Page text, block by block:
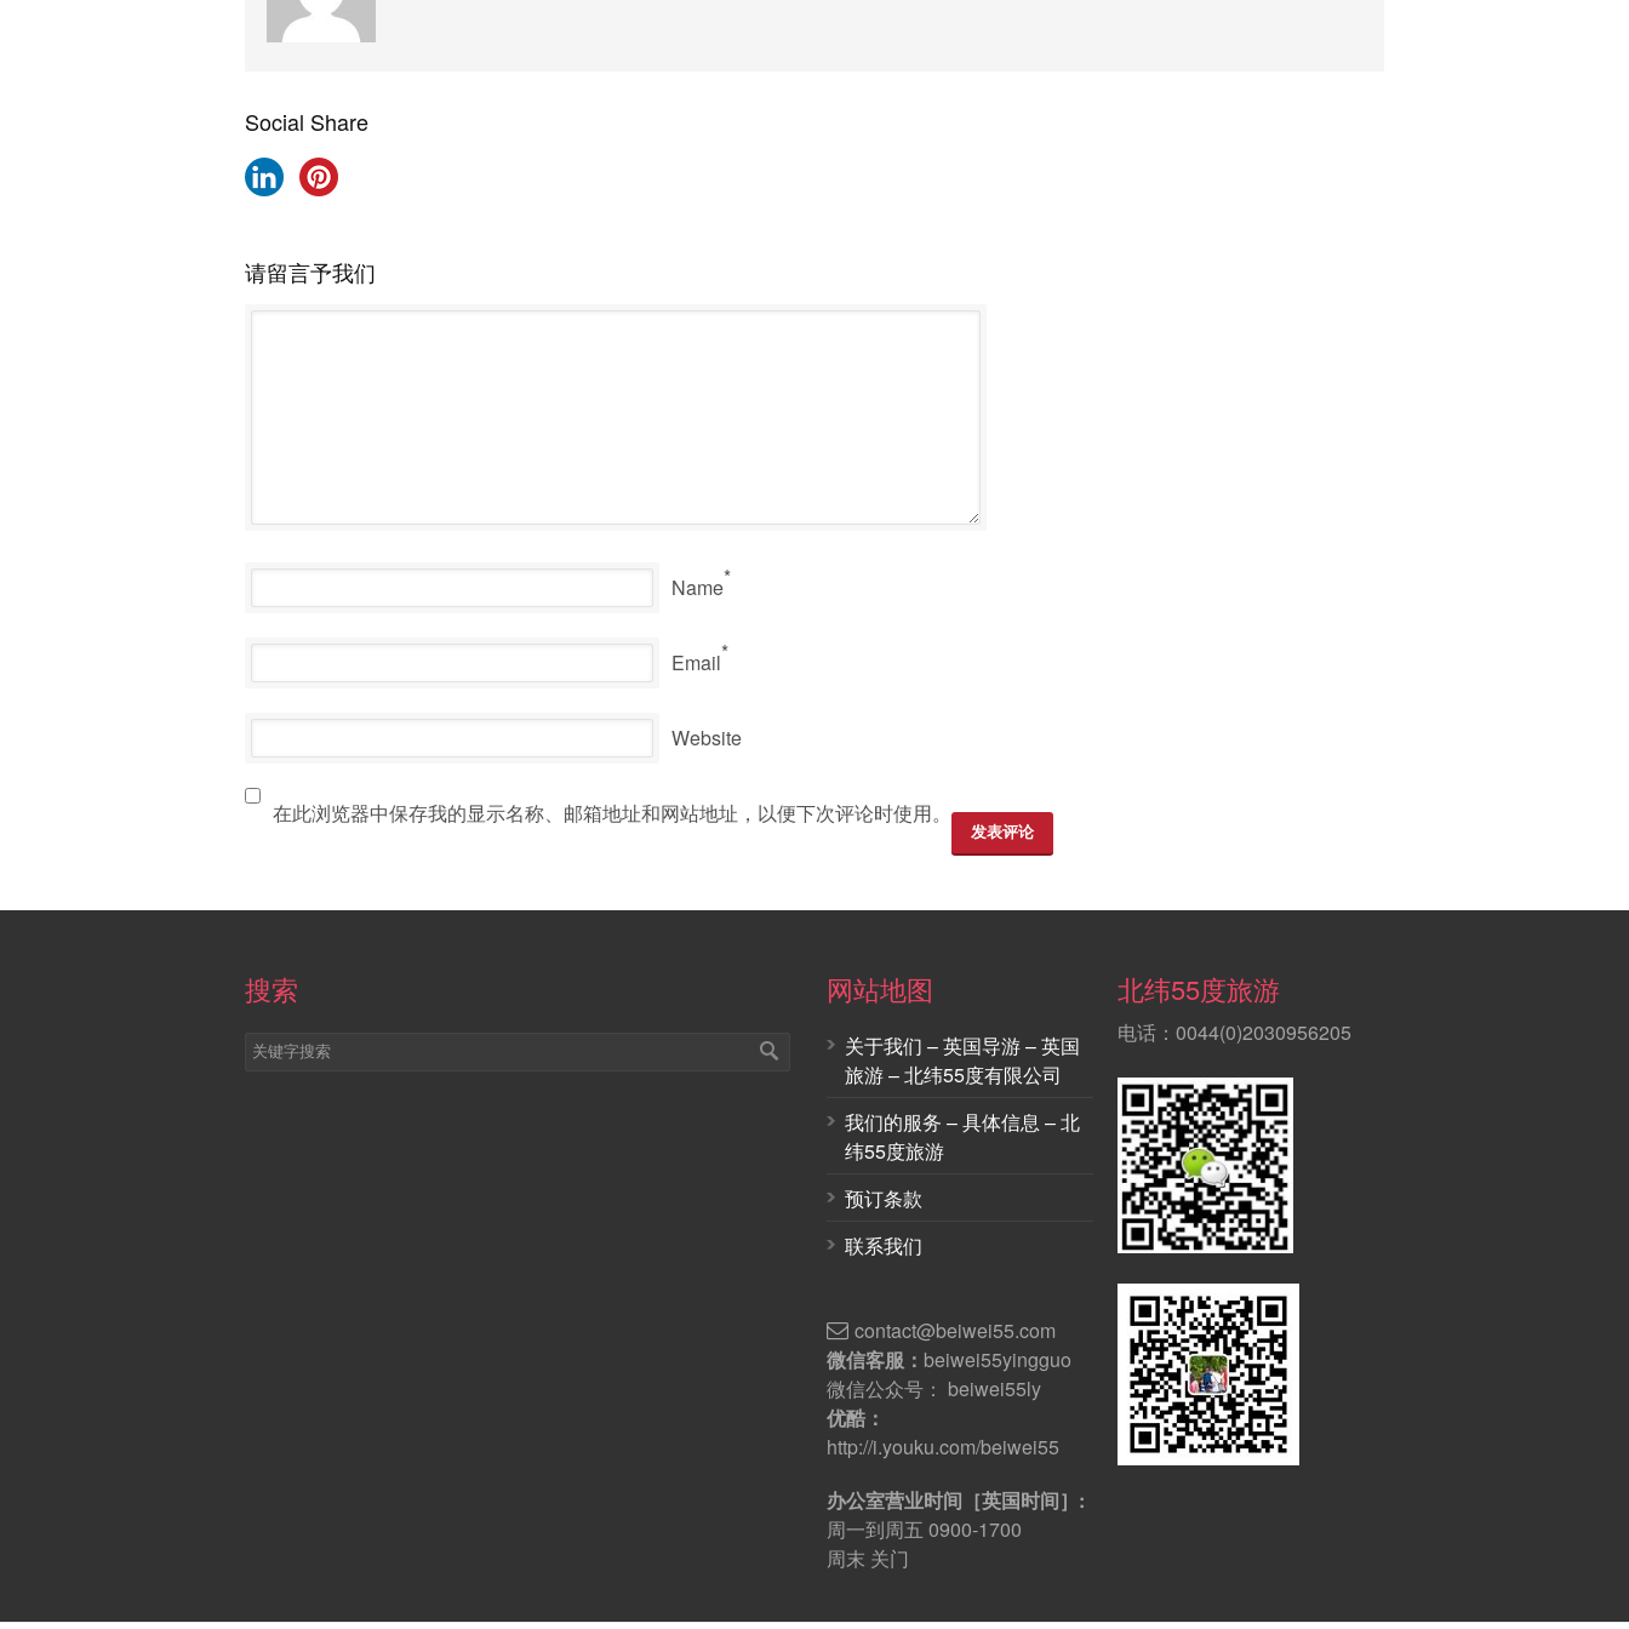
Social Share
请留言予我们
Name*
Email*
Website
在此浏览器中保存我的显示名称、邮箱地址和网站地址，以便下次评论时使用。
搜索 网站地图
关于我们 – 英国导游 – 英国
旅游 – 北纬55度有限公司
我们的服务 – 具体信息 – 北
纬55度旅游
预订条款
联系我们
contact@beiwei55.com
微信客服： beiwei55yingguo
微信公众号： beiwei55ly
优酷：
http://i.youku.com/beiwei55
办公室营业时间［英国时间］:
周一到周五 0900-1700
周末 关门
北纬55度旅游
电话：0044(0)2030956205